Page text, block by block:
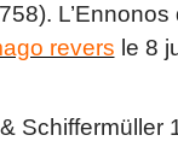
revers le 8
Schiffermüller